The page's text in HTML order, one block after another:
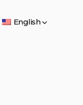
English